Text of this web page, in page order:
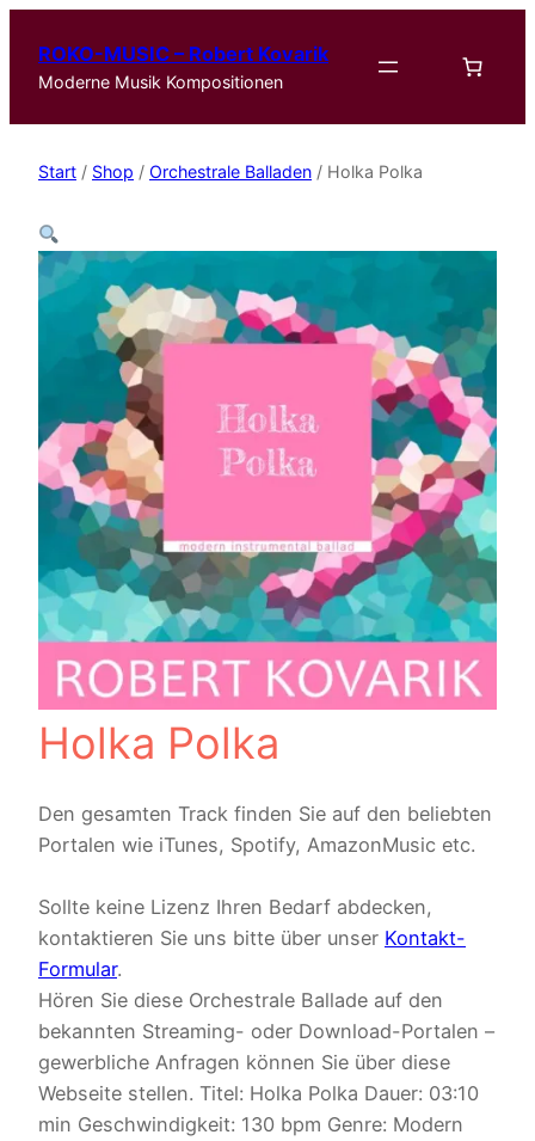
ROKO-MUSIC – Robert Kovarik
Moderne Musik Kompositionen
Start / Shop / Orchestrale Balladen / Holka Polka
Holka Polka
Den gesamten Track finden Sie auf den beliebten
Portalen wie iTunes, Spotify, AmazonMusic etc.
Sollte keine Lizenz Ihren Bedarf abdecken,
kontaktieren Sie uns bitte über unser Kontakt-
Formular.
Hören Sie diese Orchestrale Ballade auf den
bekannten Streaming- oder Download-Portalen –
gewerbliche Anfragen können Sie über diese
Webseite stellen. Titel: Holka Polka Dauer: 03:10
min Geschwindigkeit: 130 bpm Genre: Modern